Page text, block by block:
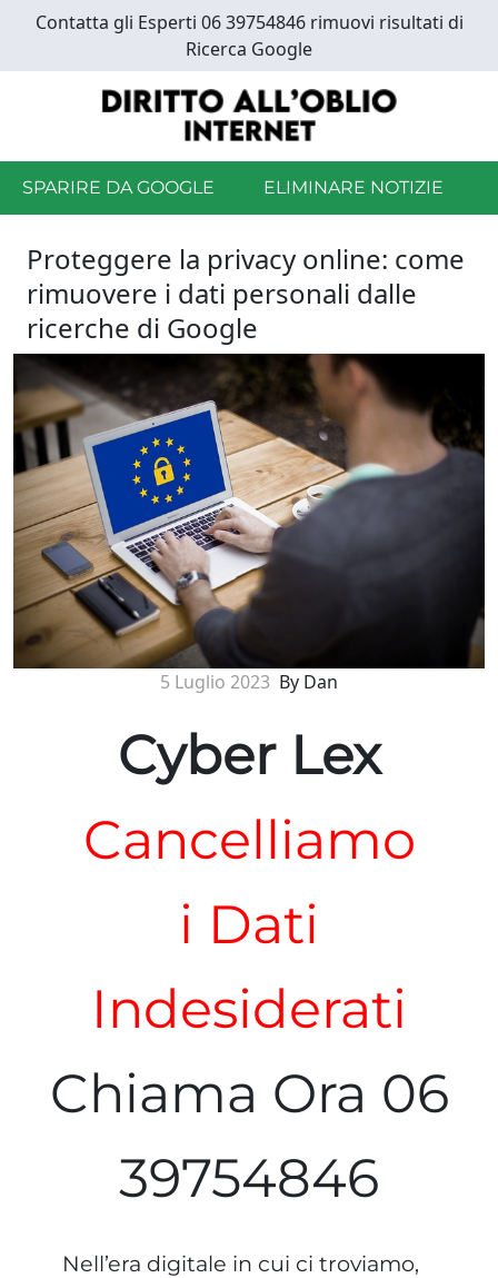
main
Contatta gli Esperti 06 39754846 rimuovi risultati di
Ricerca Google
SPARIRE DA GOOGLE ELIMINARE NOTIZIE
Proteggere la privacy online: come
rimuovere i dati personali dalle
ricerche di Google
5 Luglio 2023 By Dan
Cyber Lex
Cancelliamo
i Dati
Indesiderati
Chiama Ora 06
39754846
Nell’era digitale in cui ci troviamo,